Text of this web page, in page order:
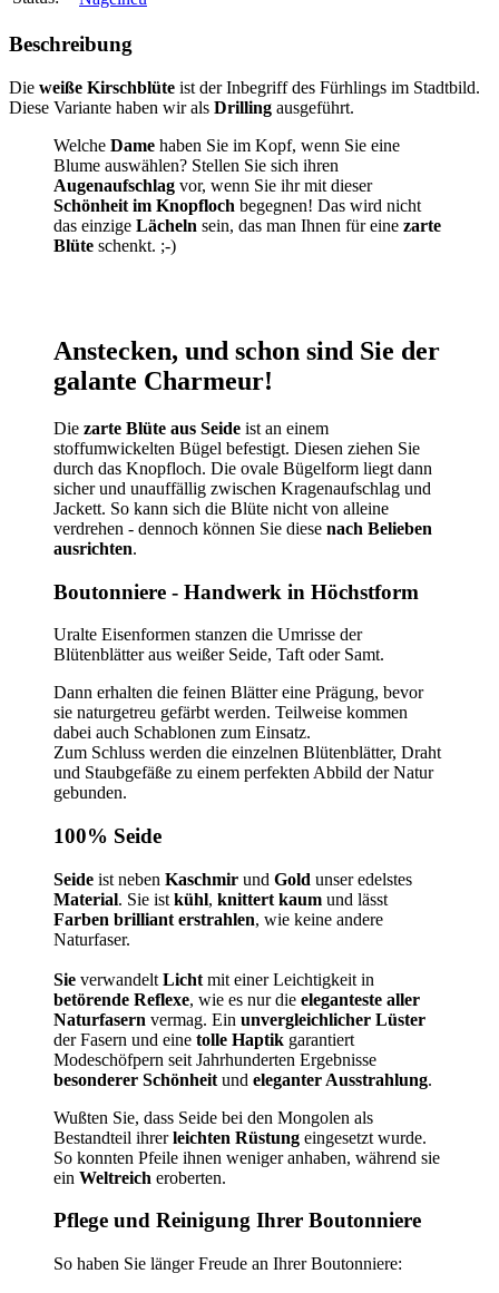
Beschreibung
Die weiße Kirschblüte ist der Inbegriff des Fürhlings im Stadtbild.
Diese Variante haben wir als Drilling ausgeführt.
Welche Dame haben Sie im Kopf, wenn Sie eine
Blume auswählen? Stellen Sie sich ihren
Augenaufschlag vor, wenn Sie ihr mit dieser
Schönheit im Knopfloch begegnen! Das wird nicht
das einzige Lächeln sein, das man Ihnen für eine zarte
Blüte schenkt. ;-)
Anstecken, und schon sind Sie der
galante Charmeur!
Die zarte Blüte aus Seide ist an einem
stoffumwickelten Bügel befestigt. Diesen ziehen Sie
durch das Knopfloch. Die ovale Bügelform liegt dann
sicher und unauffällig zwischen Kragenaufschlag und
Jackett. So kann sich die Blüte nicht von alleine
verdrehen - dennoch können Sie diese nach Belieben
ausrichten.
Boutonniere - Handwerk in Höchstform
Uralte Eisenformen stanzen die Umrisse der
Blütenblätter aus weißer Seide, Taft oder Samt.
Dann erhalten die feinen Blätter eine Prägung, bevor
sie naturgetreu gefärbt werden. Teilweise kommen
dabei auch Schablonen zum Einsatz.
Zum Schluss werden die einzelnen Blütenblätter, Draht
und Staubgefäße zu einem perfekten Abbild der Natur
gebunden.
100% Seide
Seide ist neben Kaschmir und Gold unser edelstes
Material. Sie ist kühl, knittert kaum und lässt
Farben brilliant erstrahlen, wie keine andere
Naturfaser.
Sie verwandelt Licht mit einer Leichtigkeit in
betörende Reflexe, wie es nur die eleganteste aller
Naturfasern vermag. Ein unvergleichlicher Lüster
der Fasern und eine tolle Haptik garantiert
Modeschöfpern seit Jahrhunderten Ergebnisse
besonderer Schönheit und eleganter Ausstrahlung.
Wußten Sie, dass Seide bei den Mongolen als
Bestandteil ihrerleichten Rüstung eingesetzt wurde.
So konnten Pfeile ihnen weniger anhaben, während sie
ein Weltreich eroberten.
Pflege und Reinigung Ihrer Boutonniere
So haben Sie länger Freude an Ihrer Boutonniere: